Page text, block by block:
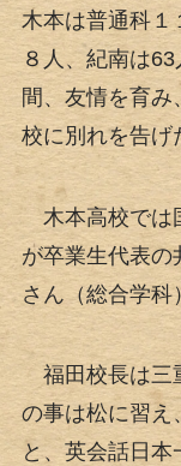
木本は普通科１
８人、紀南は
間、友情を育
校に別れを告げ
木本高校では
が卒業生代表の
さん（総合学
福田校長は三
の事は松に習え
と、英会話日